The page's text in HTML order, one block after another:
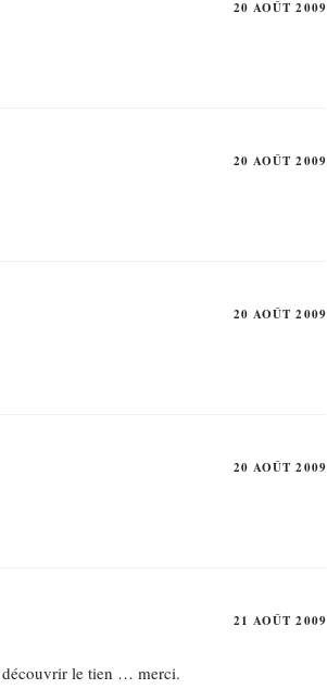
20 AOÛT 2009
20 AOÛT 2009
20 AOÛT 2009
20 AOÛT 2009
21 AOÛT 2009
découvrir le tien … merci.